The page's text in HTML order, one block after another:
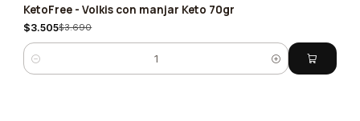
-5%
KetoFree - Volkis con manjar Keto 70gr
$3.505$3.690
Cantidad